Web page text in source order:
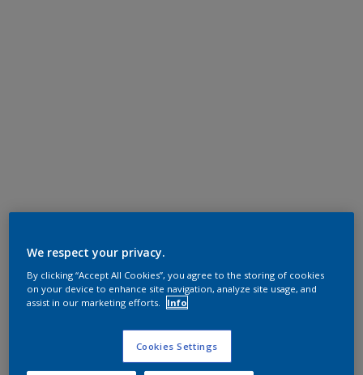
We respect your privacy.
By clicking “Accept All Cookies”, you agree to the storing of cookies
on your device to enhance site navigation, analyze site usage, and
assist in our marketing efforts.
Info
Cookies Settings